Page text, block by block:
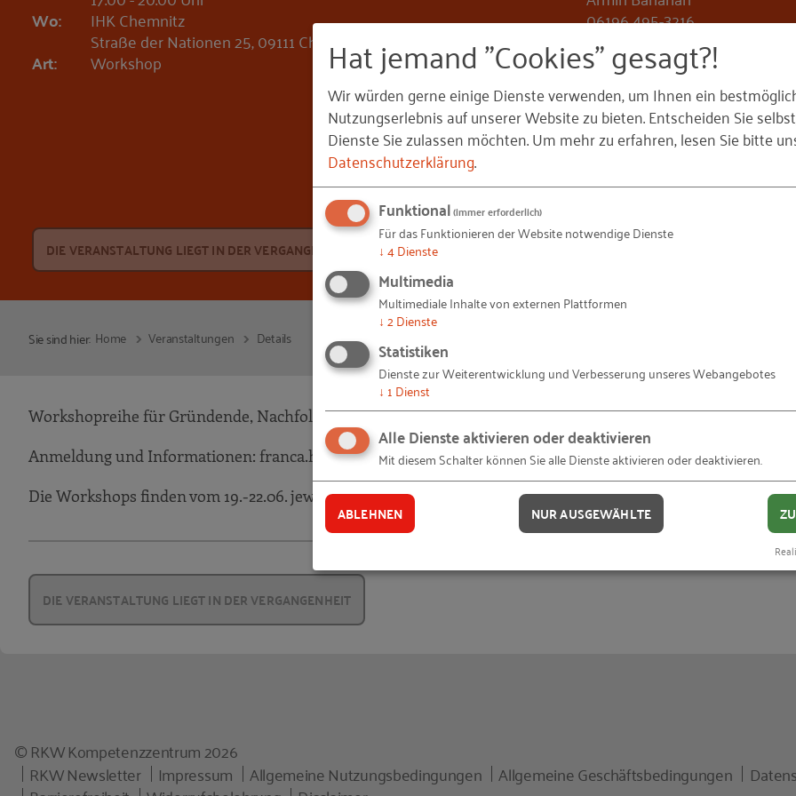
Wo: IHK Chemnitz
Straße der Nationen 25, 09111 Chemnitz
Art: Workshop
06196 495-3216
baharian@rkw.de
Industrie- und Handelskammer
Chemnitz
Franca Heß
037169001310
DIE VERANSTALTUNG LIEGT IN DER VERGANGENHEIT
Sie sind hier: Home Veranstaltungen Details
Workshopreihe für Gründende, Nachfolgende & Jungunternehmen mit unterschiedlichen
Anmeldung und Informationen: franca.hess@chemnitz.ihk.de
Die Workshops finden vom 19.-22.06. jeweils von 17:00-20:00 Uhr statt.
DIE VERANSTALTUNG LIEGT IN DER VERGANGENHEIT
© RKW Kompetenzzentrum 2026
RKW Newsletter
Impressum Allgemeine Nutzungsbedingungen Allgemeine Geschäftsbedingungen
Hat jemand "Cookies" gesagt?!
Wir würden gerne einige Dienste verwenden, um Ihnen ein
Nutzungserlebnis auf unserer Website zu bieten. Entscheiden Sie
Dienste Sie zulassen möchten.Um mehr zu erfahren, lesen Sie bitte
Datenschutzerklärung.
Funktional(immer erforderlich)
Für das Funktionieren der Website notwendige Dienste
↓ 4Dienste
Multimedia
Multimediale Inhalte von externen Plattformen
↓ 2Dienste
Statistiken
Dienste zur Weiterentwicklung und Verbesserung unseres Webangebotes
↓ 1 Dienst
Alle Dienste aktivieren oder deaktivieren
Mit diesem Schalter können Sie alle Dienste aktivieren oder deaktivieren.
ABLEHNEN NUR AUSGEWÄHLTE